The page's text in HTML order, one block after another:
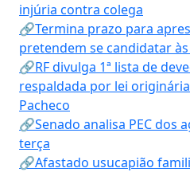
injúria contra colega
🔗Termina prazo para
pretendem se candidatar
🔗RF divulga 1ª lista de
respaldada por lei
Pacheco
🔗Senado analisa PEC dos
terça
🔗Afastado usucapião